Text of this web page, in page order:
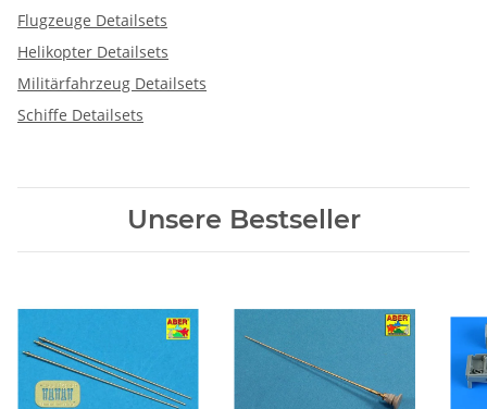
Flugzeuge Detailsets
Helikopter Detailsets
Militärfahrzeug Detailsets
Schiffe Detailsets
Unsere Bestseller